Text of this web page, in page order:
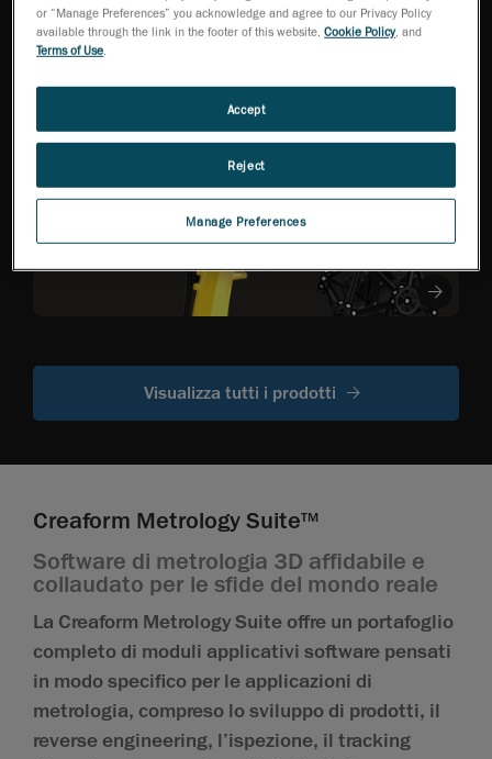
EVO TM NEW
Scanner 3D per
metrologia ottimizzato
per la migliore
Scanner ottici
su robot
Visualizza tutti i prodotti
Creaform Metrology SuiteTM
Software di metrologia 3D affidabile e
collaudato per le sfide del mondo reale
La Creaform Metrology Suite offre un portafoglio
completo di moduli applicativi software pensati
in modo specifico per le applicazioni di
metrologia, compreso lo sviluppo di prodotti, il
reverse engineering, l’ispezione, il tracking
or “Manage Preferences” you acknowledge and agree to our Privacy Policy
available through the link in the footer of this website,Cookie Policy, and
Terms of Use.
Manage Preferences
Reject
Accept